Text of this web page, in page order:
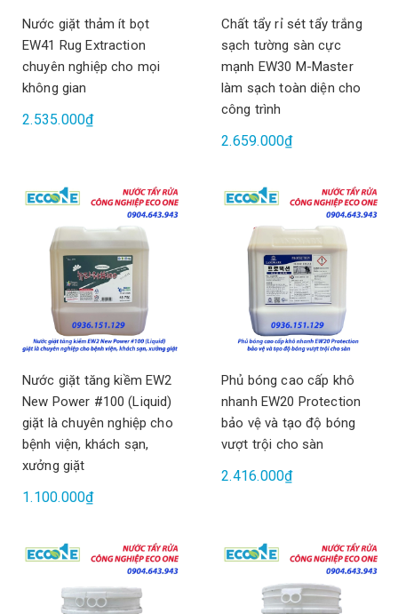
Nước giặt thảm ít bọt
EW41 Rug Extraction
chuyên nghiệp cho mọi
không gian
2.535.000₫
Chất tẩy rỉ sét tẩy trắng
sạch tường sàn cực
mạnh EW30 M-Master
làm sạch toàn diện cho
công trình
2.659.000₫
Nước giặt tăng kiềm EW2
New Power #100 (Liquid)
giặt là chuyên nghiệp cho
bệnh viện, khách sạn,
xưởng giặt
1.100.000₫
Phủ bóng cao cấp khô
nhanh EW20 Protection
bảo vệ và tạo độ bóng
vượt trội cho sàn
2.416.000₫